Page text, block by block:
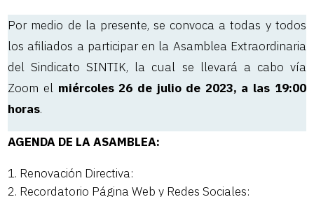
Por medio de la presente, se convoca a todas y todos
los afiliados a participar en la Asamblea Extraordinaria
del Sindicato SINTIK, la cual se llevará a cabo vía
Zoom el miércoles 26 de julio de 2023, a las 19:00
horas.
AGENDA DE LA ASAMBLEA:
Renovación Directiva:
Recordatorio Página Web y Redes Sociales: